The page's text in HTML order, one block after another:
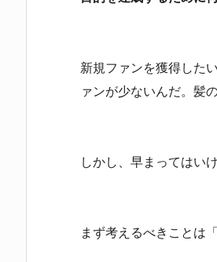
新規ファンを獲得した
ァンが少ないんだ。髪
しかし、早まってはい
まず考えるべきことは